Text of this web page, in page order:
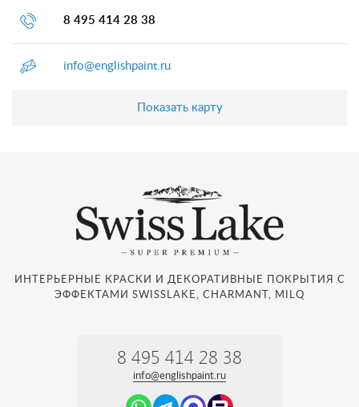
8 495 414 28 38
info@englishpaint.ru
Показать карту
ИНТЕРЬЕРНЫЕ КРАСКИ И ДЕКОРАТИВНЫЕ ПОКРЫТИЯ С
ЭФФЕКТАМИ SWISSLAKE, CHARMANT, MILQ
8 495 414 28 38
info@englishpaint.ru